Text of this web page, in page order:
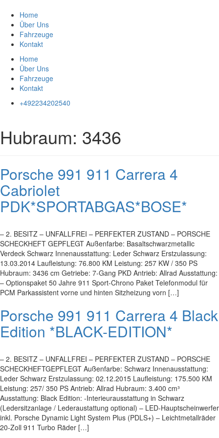
Inhalt
springen
Home
Über Uns
Fahrzeuge
Kontakt
Home
Über Uns
Fahrzeuge
Kontakt
+492234202540
Hubraum: 3436
Porsche 991 911 Carrera 4
Cabriolet
PDK*SPORTABGAS*BOSE*
– 2. BESITZ – UNFALLFREI – PERFEKTER ZUSTAND – PORSCHE
SCHECKHEFT GEPFLEGT Außenfarbe: Basaltschwarzmetallic
Verdeck Schwarz Innenausstattung: Leder Schwarz Erstzulassung:
13.03.2014 Laufleistung: 76.800 KM Leistung: 257 KW / 350 PS
Hubraum: 3436 cm Getriebe: 7-Gang PKD Antrieb: Allrad Ausstattung:
– Optionspaket 50 Jahre 911 Sport-Chrono Paket Telefonmodul für
PCM Parkassistent vorne und hinten Sitzheizung vorn […]
Porsche 991 911 Carrera 4 Black
Edition *BLACK-EDITION*
– 2. BESITZ – UNFALLFREI – PERFEKTER ZUSTAND – PORSCHE
SCHECKHEFTGEPFLEGT Außenfarbe: Schwarz Innenausstattung:
Leder Schwarz Erstzulassung: 02.12.2015 Laufleistung: 175.500 KM
Leistung: 257/ 350 PS Antrieb: Allrad Hubraum: 3.400 cm³
Ausstattung: Black Edition: -Interieurausstattung in Schwarz
(Ledersitzanlage / Lederaustattung optional) – LED-Hauptscheinwerfer
inkl. Porsche Dynamic Light System Plus (PDLS+) – Leichtmetallräder
20-Zoll 911 Turbo Räder […]